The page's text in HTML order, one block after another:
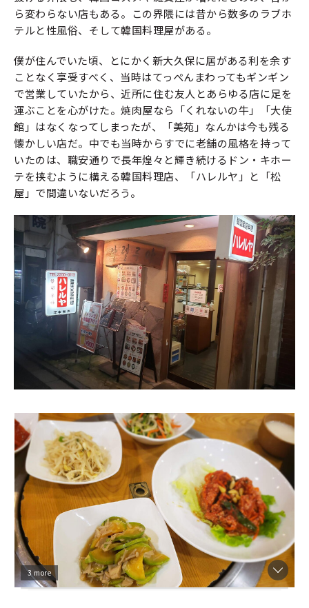
ら変わらない店もある。この界隈には昔から数多のラブホ
テルと性風俗、そして韓国料理屋がある。
僕が住んでいた頃、とにかく新大久保に居がある利を余す
ことなく享受すべく、当時はてっぺんまわってもギンギン
で営業していたから、近所に住む友人とあらゆる店に足を
運ぶことを心がけた。焼肉屋なら「くれないの牛」「大使
館」はなくなってしまったが、「美苑」なんかは今も残る
懐かしい店だ。中でも当時からすでに老舗の風格を持って
いたのは、職安通りで長年煌々と輝き続けるドン・キホー
テを挟むように構える韓国料理店、「ハレルヤ」と「松
屋」で間違いないだろう。
3 more